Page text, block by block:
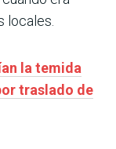
locales.
la temida
traslado de